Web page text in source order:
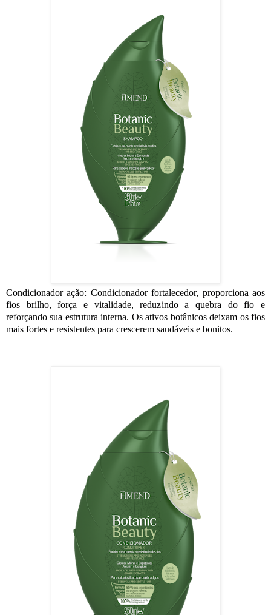
Condicionador ação: Condicionador fortalecedor, proporciona aos
fios brilho, força e vitalidade, reduzindo a quebra do fio e
reforçando sua estrutura interna. Os ativos botânicos deixam os fios
mais fortes e resistentes para crescerem saudáveis e bonitos.